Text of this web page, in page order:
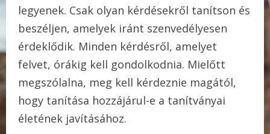
legyenek. Csak olyan kérdésekről tanítson és
beszéljen, amelyek iránt szenvedélyesen
érdeklődik. Minden kérdésről, amelyet
felvet, órákig kell gondolkodnia. Mielőtt
megszólalna, meg kell kérdeznie magától,
hogy tanítása hozzájárul-e a tanítványai
életének javításához.